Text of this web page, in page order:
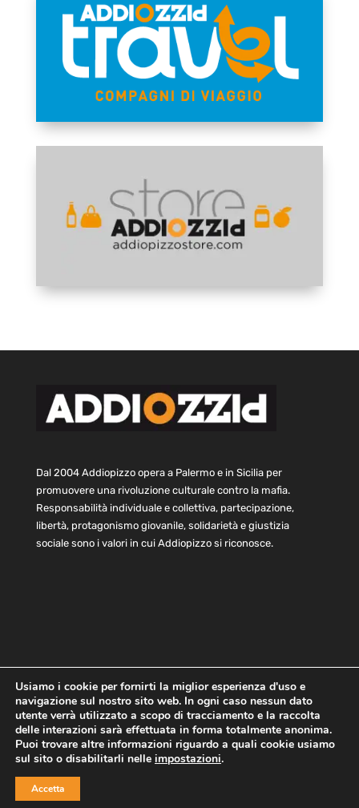
Dal 2004 Addiopizzo opera a Palermo e in Sicilia per
promuovere una rivoluzione culturale contro la mafia.
Responsabilità individuale e collettiva, partecipazione,
libertà, protagonismo giovanile, solidarietà e giustizia
sociale sono i valori in cui Addiopizzo si riconosce.
Home Statuto e bilancio
Contatti
Privacy
Cookie Child Protection Policy
Copyright © 2021 AddioPizzo | Tutti i diritti riservati | Sede
Usiamo i cookie per fornirti la miglior esperienza d'uso e
navigazione sul nostro sito web. In ogni caso nessun dato
utente verrà utilizzato a scopo di tracciamento e la raccolta
delle interazioni sarà effettuata in forma totalmente anonima.
Puoi trovare altre informazioni riguardo a quali cookie usiamo
sul sito o disabilitarli nelle impostazioni.
Accetta